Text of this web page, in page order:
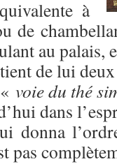
à
de
au palais,
de lui
voie du thé
dans
donna
pas